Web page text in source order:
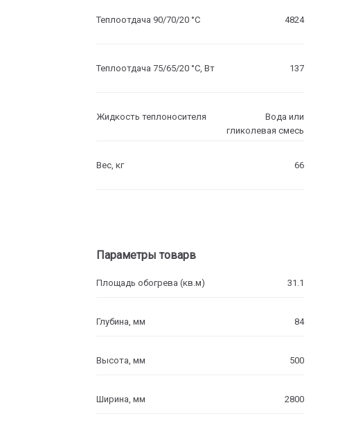
Теплоотдача 90/70/20 °C 4824
Теплоотдача 75/65/20 °C, Вт 137
Жидкость теплоносителя
Вода или
гликолевая смесь
Вес, кг 66
Параметры товарв
Площадь обогрева (кв.м) 31.1
Глубина, мм 84
Высота, мм 500
Ширина, мм 2800